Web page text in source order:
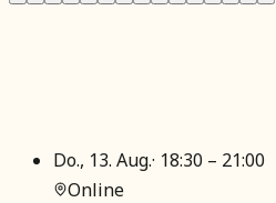
Do., 13. Aug.· 18:30 – 21:00
Online